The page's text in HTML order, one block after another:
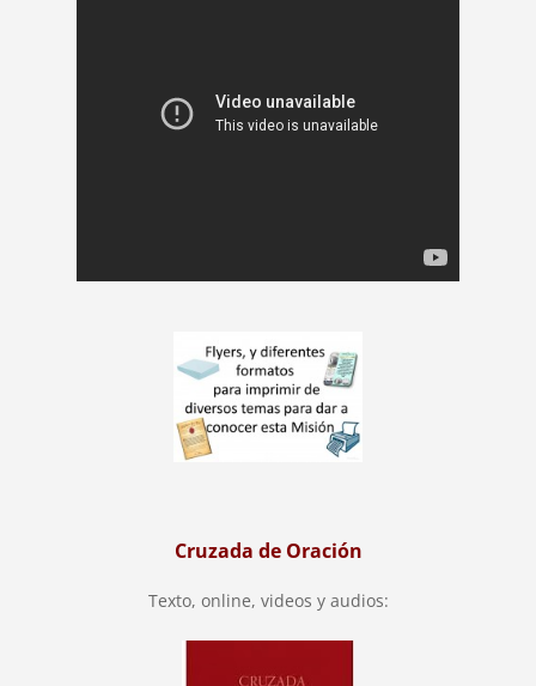
Cruzada de Oración
Texto, online, videos y audios: